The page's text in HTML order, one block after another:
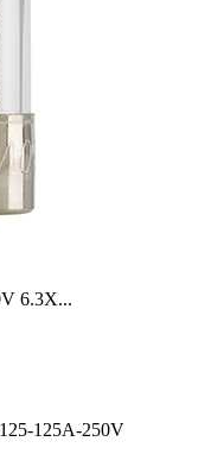
6.3X...